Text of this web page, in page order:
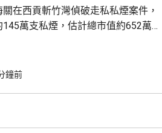
在西貢斬竹灣偵破走私私煙案件，
145萬支私煙，估計總市值約652萬
燈的快艇，數名男子正將貨物從快
鐘前